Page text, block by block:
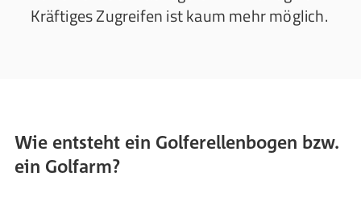
Kräftiges Zugreifen ist kaum mehr möglich.
Wie entsteht ein Golferellenbogen bzw.
ein Golfarm?